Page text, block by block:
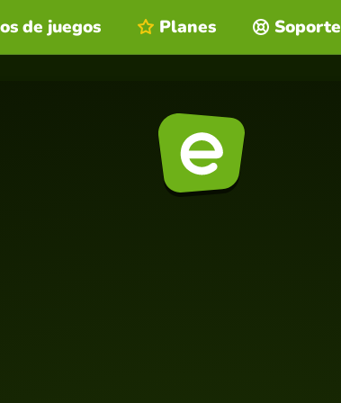
de juegos Planes Soporte